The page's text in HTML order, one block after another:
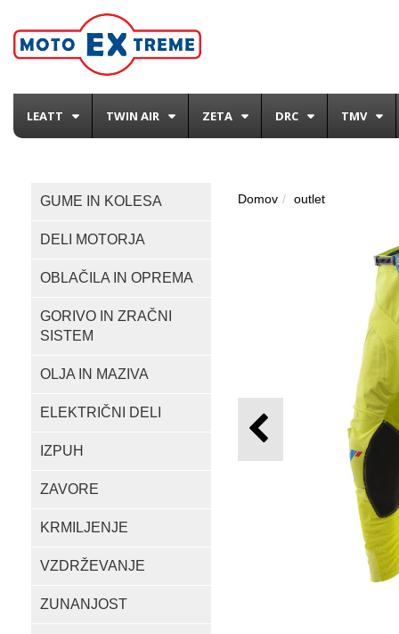
LEATT TWIN AIR ZETA DRC TMV
GUME IN KOLESA
DELI MOTORJA
OBLAČILA IN OPREMA
GORIVO IN ZRAČNI
SISTEM
OLJA IN MAZIVA
ELEKTRIČNI DELI
IZPUH
ZAVORE
KRMILJENJE
VZDRŽEVANJE
ZUNANJOST
Domov outlet